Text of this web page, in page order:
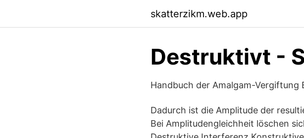
skatterzikm.web.app
Destruktivt -
Handbuch der Amalgam-Vergiftung
Dadurch ist die Amplitude der
Bei Amplitudengleichheit löschen